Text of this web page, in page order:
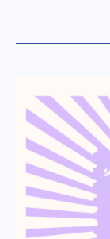
nous
tous
devenus
Lapins
Blancs